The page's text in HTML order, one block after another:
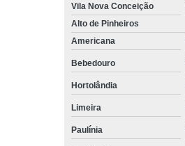
Vila Nova Conceição
Alto de Pinheiros
Americana
Bebedouro
Hortolândia
Limeira
Paulínia